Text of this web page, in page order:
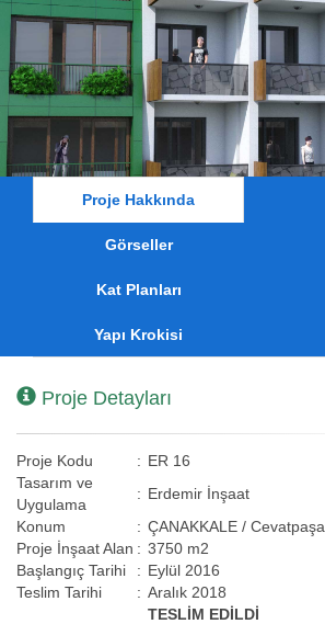
Proje Hakkında
Görseller
Kat Planları
Yapı Krokisi
Proje Detayları
Proje Kodu : ER 16
Tasarım ve
Uygulama
: Erdemir İnşaat
Konum
: ÇANAKKALE / Cevatpaşa
Proje İnşaat Alan : 3750 m2
Başlangıç Tarihi
: Eylül 2016
Teslim Tarihi
: Aralık 2018
TESLİM EDİLDİ